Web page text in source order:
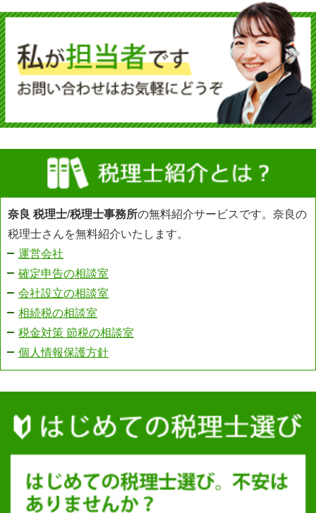
奈良 税理士/税理士事務所の無料紹介サービスです。奈良の
税理士さんを無料紹介いたします。
運営会社
確定申告の相談室
会社設立の相談室
相続税の相談室
税金対策 節税の相談室
個人情報保護方針